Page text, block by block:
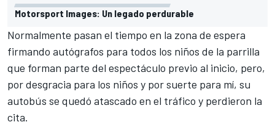
Motorsport Images: Un legado perdurable
Normalmente pasan el tiempo en la zona de espera
firmando autógrafos para todos los niños de la parrilla
que forman parte del espectáculo previo al inicio, pero,
por desgracia para los niños y por suerte para mí, su
autobús se quedó atascado en el tráfico y perdieron la
cita.